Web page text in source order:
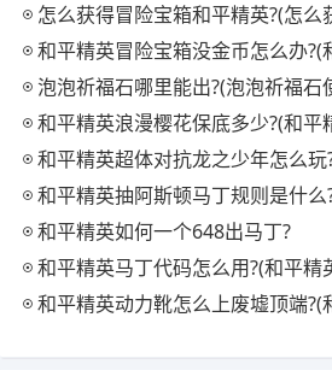
怎么获得冒险宝箱和平精英?(怎么获得冒险宝箱
和平精英冒险宝箱没金币怎么办?(和平精
泡泡祈福石哪里能出?(泡泡祈福石
和平精英浪漫樱花保底多少?(和平精英浪漫樱花
和平精英超体对抗龙之少年怎么玩?(和平精英
和平精英抽阿斯顿马丁规则是什么?(和平精英阿斯顿马
和平精英如何一个648出马丁?
和平精英马丁代码怎么用?(和平精
和平精英动力靴怎么上废墟顶端?(和平精英动力